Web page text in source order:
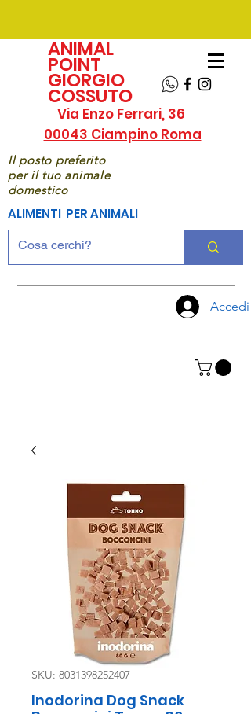
ANIMAL
POINT
GIORGIO
COSSUTO
Via Enzo Ferrari, 36
00043 Ciampino Roma
Il posto preferito
per il tuo animale
domestico
ALIMENTI PER ANIMALI
Accedi
SKU: 8031398252407
Inodorina Dog Snack